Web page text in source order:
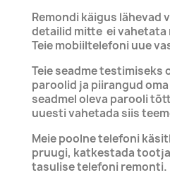
Remondi käigus lähevad
detailid mitte ei vahetata
Teie mobiiltelefoni uue
Teie seadme testimiseks
paroolid ja piirangud
seadmel oleva parooli
uuesti vahetada siis
Meie poolne telefoni
pruugi, katkestada
tasulise telefoni remonti.